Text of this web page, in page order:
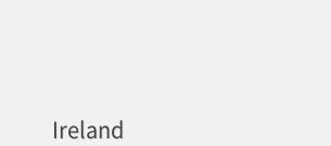
Ireland